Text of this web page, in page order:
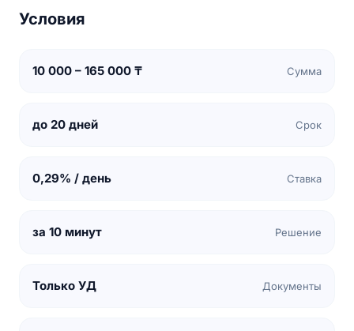
Условия
Сумма
10 000 – 165 000 ₸
Срок
до 20 дней
Ставка
0,29% / день
Решение
за 10 минут
Документы
Только УД